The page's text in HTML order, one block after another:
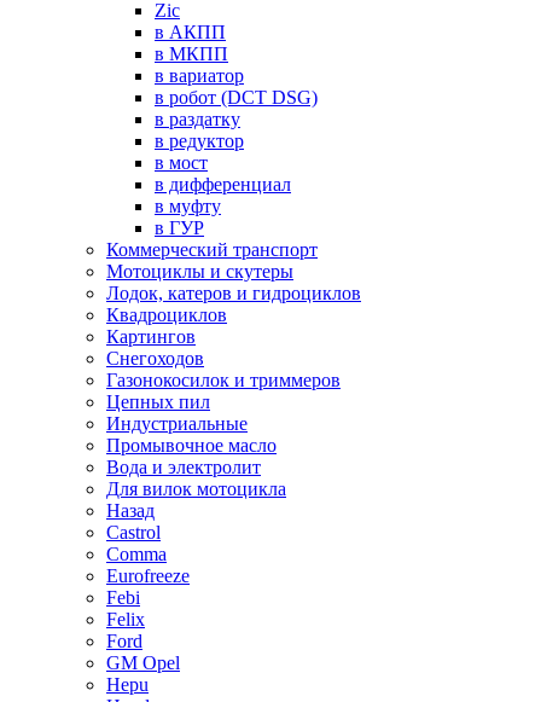
Zic
в АКПП
в МКПП
в вариатор
в робот (DCT DSG)
в раздатку
в редуктор
в мост
в дифференциал
в муфту
в ГУР
Коммерческий транспорт
Мотоциклы и скутеры
Лодок, катеров и гидроциклов
Квадроциклов
Картингов
Снегоходов
Газонокосилок и триммеров
Цепных пил
Индустриальные
Промывочное масло
Вода и электролит
Для вилок мотоцикла
Назад
Castrol
Comma
Eurofreeze
Febi
Felix
Ford
GM Opel
Hepu